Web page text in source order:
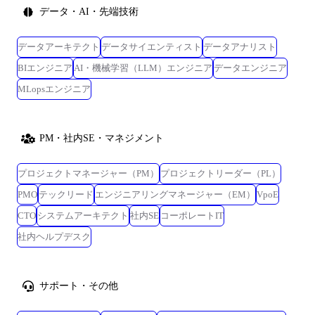
データ・AI・先端技術
データアーキテクト データサイエンティスト データアナリスト
BIエンジニア AI・機械学習（LLM）エンジニア データエンジニア
MLopsエンジニア
PM・社内SE・マネジメント
プロジェクトマネージャー（PM）
プロジェクトリーダー（PL）
PMO テックリード エンジニアリングマネージャー（EM）
VpoE
CTO システムアーキテクト 社内SE コーポレートIT
社内ヘルプデスク
サポート・その他